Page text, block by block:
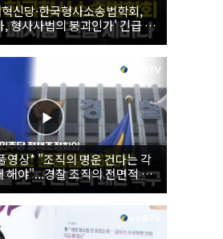
신당·한국형사소송법학회,
형사사법의 붕괴인가' 긴급 세
상* "조직의 명운 건다는 각
해야"...경찰 조직의 전면적 쇄
도 | 26.08.06 더불어민주당 정